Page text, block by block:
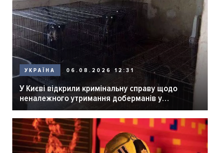
УКРАЇНА 06.08.2026 12:31
У Києві відкрили кримінальну справу щодо
неналежного утримання доберманів у
розпліднику